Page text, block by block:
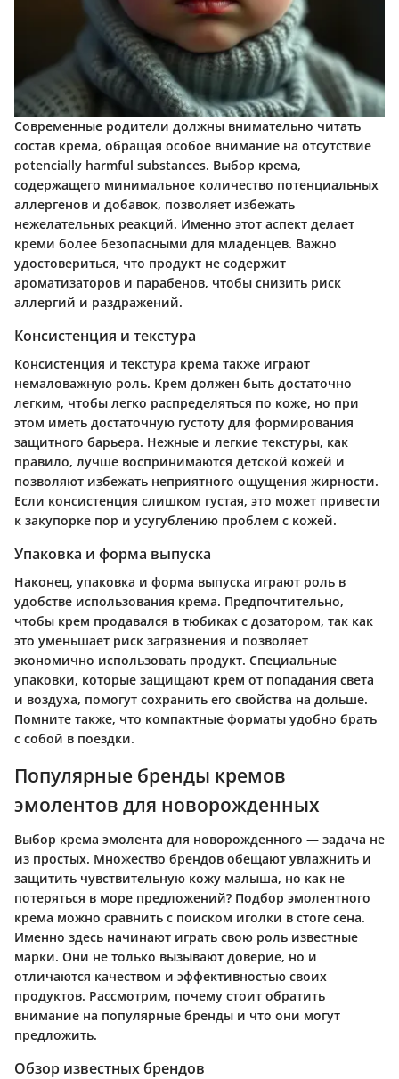
Современные родители должны внимательно читать
состав крема, обращая особое внимание на отсутствие
potencially harmful substances. Выбор крема,
содержащего минимальное количество потенциальных
аллергенов и добавок, позволяет избежать
нежелательных реакций. Именно этот аспект делает
креми более безопасными для младенцев. Важно
удостовериться, что продукт не содержит
ароматизаторов и парабенов, чтобы снизить риск
аллергий и раздражений.
Консистенция и текстура
Консистенция и текстура крема также играют
немаловажную роль. Крем должен быть достаточно
легким, чтобы легко распределяться по коже, но при
этом иметь достаточную густоту для формирования
защитного барьера. Нежные и легкие текстуры, как
правило, лучше воспринимаются детской кожей и
позволяют избежать неприятного ощущения жирности.
Если консистенция слишком густая, это может привести
к закупорке пор и усугублению проблем с кожей.
Упаковка и форма выпуска
Наконец, упаковка и форма выпуска играют роль в
удобстве использования крема. Предпочтительно,
чтобы крем продавался в тюбиках с дозатором, так как
это уменьшает риск загрязнения и позволяет
экономично использовать продукт. Специальные
упаковки, которые защищают крем от попадания света
и воздуха, помогут сохранить его свойства на дольше.
Помните также, что компактные форматы удобно брать
с собой в поездки.
Популярные бренды кремов
эмолентов для новорожденных
Выбор крема эмолента для новорожденного — задача не
из простых. Множество брендов обещают увлажнить и
защитить чувствительную кожу малыша, но как не
потеряться в море предложений? Подбор эмолентного
крема можно сравнить с поиском иголки в стоге сена.
Именно здесь начинают играть свою роль известные
марки. Они не только вызывают доверие, но и
отличаются качеством и эффективностью своих
продуктов. Рассмотрим, почему стоит обратить
внимание на популярные бренды и что они могут
предложить.
Обзор известных брендов